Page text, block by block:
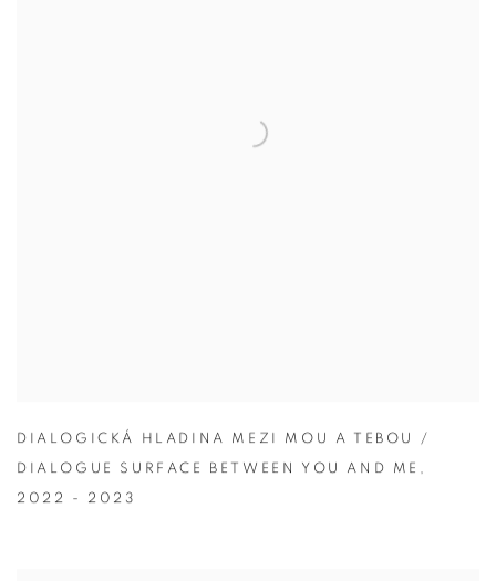
DIALOGICKÁ HLADINA MEZI MOU A TEBOU /
DIALOGUE SURFACE BETWEEN YOU AND ME ,
2022 - 2023